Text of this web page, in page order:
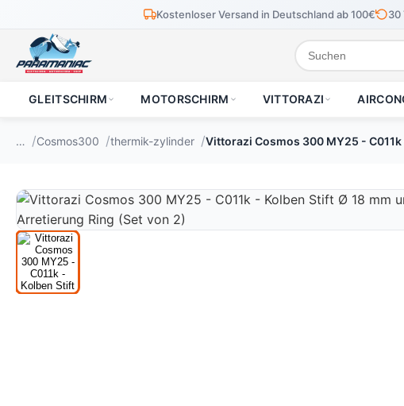
Kostenloser Versand in Deutschland ab 100€ 30
GLEITSCHIRM MOTORSCHIRM VITTORAZI
… Cosmos300 thermik-zylinder Vittorazi Cosmos 300 MY25 -